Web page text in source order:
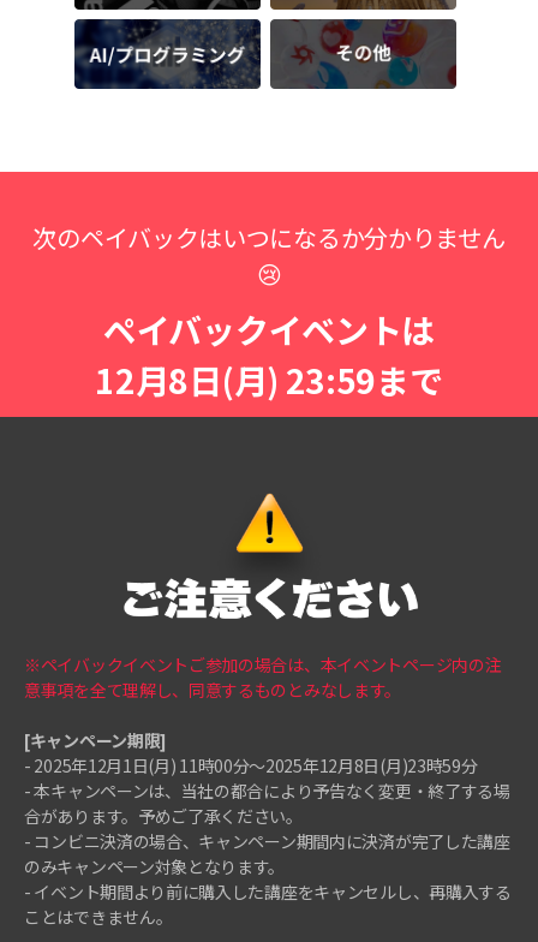
次のペイバックはいつになるか分かりません
😢
ペイバックイベントは
12月8日(月) 23:59まで
※ペイバックイベントご参加の場合は、本イベントページ内の注
意事項を全て理解し、同意するものとみなします。
[キャンペーン期限]
- 2025年12月1日(月) 11時00分～2025年12月8日(月)23時59分
- 本キャンペーンは、当社の都合により予告なく変更・終了する場
合があります。予めご了承ください。
- コンビニ決済の場合、キャンペーン期間内に決済が完了した講座
のみキャンペーン対象となります。
- イベント期間より前に購入した講座をキャンセルし、再購入する
ことはできません。